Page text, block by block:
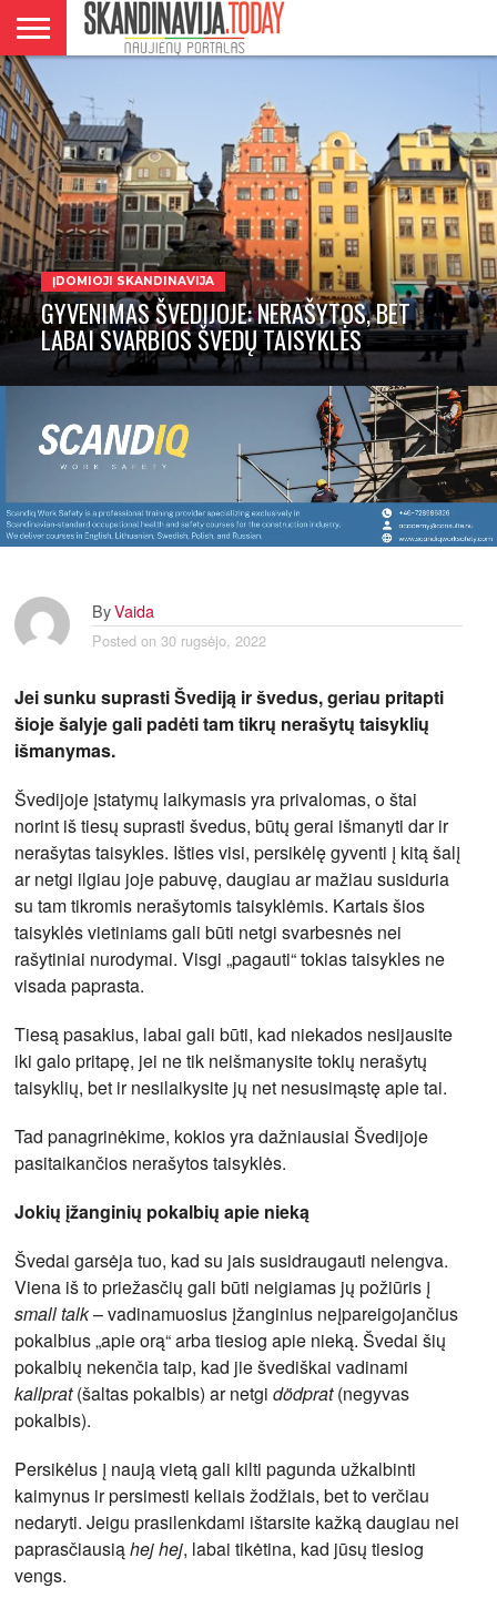
NORVEGIJA
ŠVEDIJA
LIETUVA
VERSLAS
ĮDOMIOJI SKANDINAVIJA
GYVENIMAS ŠVEDIJOJE: NERAŠYTOS, BET
LABAI SVARBIOS ŠVEDŲ TAISYKLĖS
ByVaida
Posted on 30 rugsėjo, 2022
Jei sunku suprasti Švediją ir švedus, geriau pritapti
šioje šalyje gali padėti tam tikrų nerašytų taisyklių
išmanymas.
Švedijoje įstatymų laikymasis yra privalomas, o štai
norint iš tiesų suprasti švedus, būtų gerai išmanyti dar ir
nerašytas taisykles. Išties visi, persikėlę gyventi į kitą šalį
ar netgi ilgiau joje pabuvę, daugiau ar mažiau susiduria
su tam tikromis nerašytomis taisyklėmis. Kartais šios
taisyklės vietiniams gali būti netgi svarbesnės nei
rašytiniai nurodymai. Visgi „pagauti“ tokias taisykles ne
visada paprasta.
Tiesą pasakius, labai gali būti, kad niekados nesijausite
iki galo pritapę, jei ne tik neišmanysite tokių nerašytų
taisyklių, bet ir nesilaikysite jų net nesusimąstę apie tai.
Tad panagrinėkime, kokios yra dažniausiai Švedijoje
pasitaikančios nerašytos taisyklės.
Jokių įžanginių pokalbių apie nieką
Švedai garsėja tuo, kad su jais susidraugauti nelengva.
Viena iš to priežasčių gali būti neigiamas jų požiūris į
small talk– vadinamuosius įžanginius neįpareigojančius
pokalbius „apie orą“ arba tiesiog apie nieką. Švedai šių
pokalbių nekenčia taip, kad jie švediškai vadinami
kallprat(šaltas pokalbis) ar netgidödprat(negyvas
pokalbis).
Persikėlus į naują vietą gali kilti pagunda užkalbinti
kaimynus ir persimesti keliais žodžiais, bet to verčiau
nedaryti. Jeigu prasilenkdami ištarsite kažką daugiau nei
paprasčiausiąhej hej, labai tikėtina, kad jūsų tiesiog
vengs.